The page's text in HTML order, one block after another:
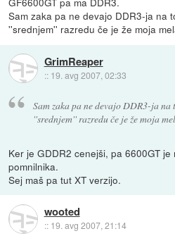
Sam zaka pa ne devajo DDR3-ja na
''srednjem'' razredu če je že moja
GrimReaper
:: 19. avg 2007, 02:33
Sam zaka pa ne devajo DDR3-ja na
''srednjem'' razredu če je že moja
Ker je GDDR2 cenejši, pa 6600GT je
pomnilnika.
Sej maš pa tut XT verzijo.
wooted
:: 19. avg 2007, 21:14